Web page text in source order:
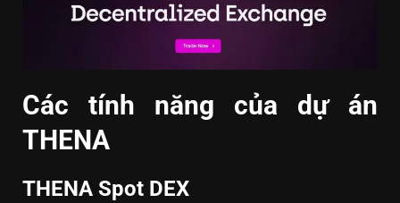
Các tính năng của dự án
THENA
THENA Spot DEX